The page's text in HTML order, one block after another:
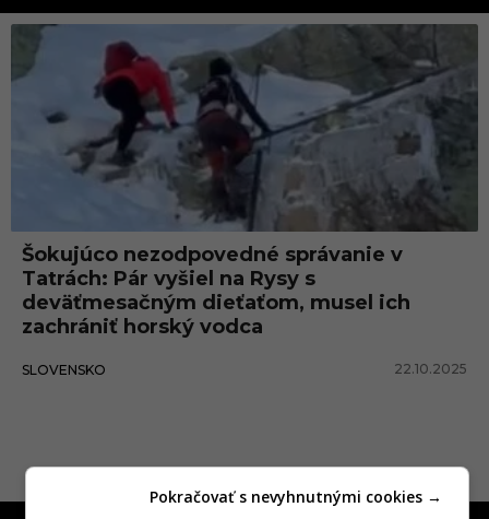
e
r
a
v
e
n
u
i
Šokujúco nezodpovedné správanie v
Tatrách: Pár vyšiel na Rysy s
deväťmesačným dieťaťom, musel ich
zachrániť horský vodca
SLOVENSKO 22.10.2025
Pokračovať s nevyhnutnými cookies →